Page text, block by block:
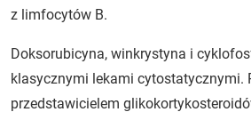
z limfocytów B.
Doksorubicyna, winkrystyna i
klasycznymi lekami cytostatycznymi.
przedstawicielem